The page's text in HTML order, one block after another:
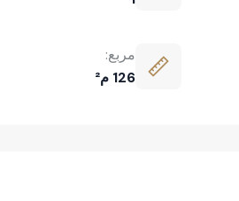
مربع:
126 م²